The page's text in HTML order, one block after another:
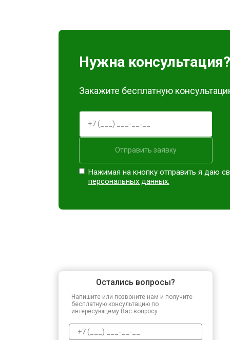
Замена материнской платы
Ремонт Blu-Ray
Нужна консультация?
Закажите бесплатную
Отправить заявку
Нажимая на кнопку отправить я даю
персональных данных.
Остались вопросы?
Напишите или позвоните нам и получите
бесплатную консультацию по
интересующему Вас вопросу.